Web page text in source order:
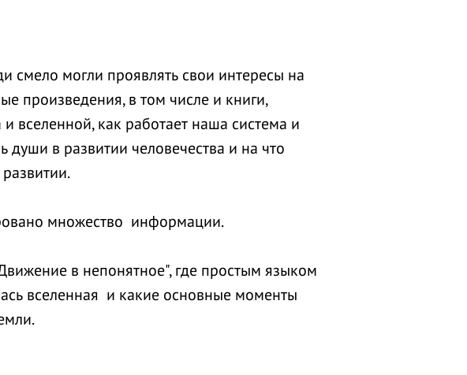
смело могли проявлять свои интересы на
произведения, в том числе и книги,
вселенной, как работает наша система и
в развитии человечества и на что
множество информации.
в непонятное", где простым языком
вселенная и какие основные моменты